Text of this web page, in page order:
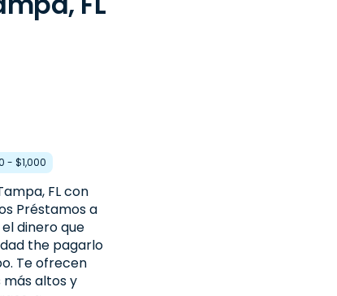
- $1,000
FL con
Préstamos a
dinero que
the pagarlo
Te ofrecen
altos y